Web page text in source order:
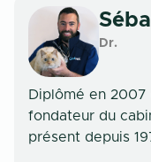
Dr.
Diplômé en 2007
fondateur du
présent depuis